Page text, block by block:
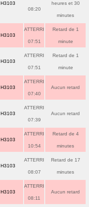
H3103
08:20
heures et 30
minutes
H3103
ATTERRI
07:51
Retard de 1
minute
H3103
ATTERRI
07:51
Retard de 1
minute
H3103
ATTERRI
07:40
Aucun retard
H3103
ATTERRI
07:39
Aucun retard
H3103
ATTERRI
10:54
Retard de 4
minutes
H3103
ATTERRI
08:07
Retard de 17
minutes
H3103
ATTERRI
08:11
Aucun retard